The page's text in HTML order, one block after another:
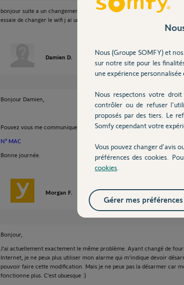
bonjour suite a un changement de box je ne peux reconnecter mon
essaie de changer le wifi j ai un message qui dit qu il faut desarmer l
Damien D. il y a presque 2 ans
Bonjour Damien,
Pouvez vous me communiquer le N° MAC de votre alarme.
N° MAC
Bonne journée.
Morgan F. il y a presque 2 ans
Bonjour,
J'ai actuellement exactement le même problème. Ayant changé de
Internet, je ne peux plus utiliser mon alarme qui m'indique devoir
pouvoir faire cette modification. Mais je ne peux pas la désarmer car
fonctionne plus. C'est ubuesque :)
Nous (Groupe SOMFY) et
sur notre site pour les
une expérience
Nous respectons votre
contrôler ou de refuser
proposés par des tiers. Le
Somfy cependant votre
Vous pouvez changer d'avis
préférences des cookies.
cookies
Gérer mes préférences